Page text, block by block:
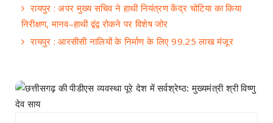
रायपुर : अपर मुख्य सचिव ने हाथी नियंत्रण केंद्र चोटिया का किया
निरीक्षण, मानव–हाथी द्वंद्व रोकने पर विशेष जोर
रायपुर : आरसीसी नालियों के निर्माण के लिए 99.25 लाख मंजूर